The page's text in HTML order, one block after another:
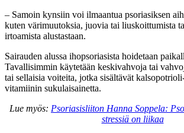
– Samoin kynsiin voi ilmaantua psoriasiksen
kuten värimuutoksia, juovia tai liuskoittumista
irtoamista alustastaan.
Sairauden alussa ihopsoriasista hoidetaan
Tavallisimmin käytetään keskivahvoja tai
tai sellaisia voiteita, jotka sisältävät
vitamiinin sukulaisainetta.
Lue myös: Psoriasisliiton Hanna Soppela:
stressiä on liikaa